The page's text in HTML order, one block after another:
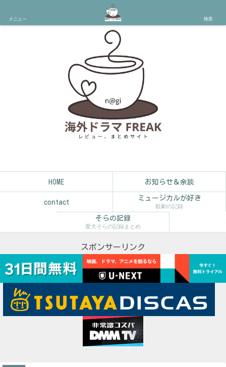
HOME お知らせ＆余談
contact
ミュージカルが好き
観劇の記録
そらの記録
愛犬そらの記録まとめ
スポンサーリンク
メニュー 検索